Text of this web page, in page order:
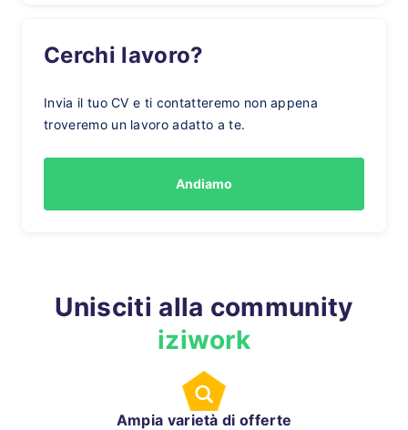
Cerchi lavoro?
Invia il tuo CV e ti contatteremo non appena
troveremo un lavoro adatto a te.
Andiamo
Unisciti alla community
iziwork
Ampia varietà di offerte